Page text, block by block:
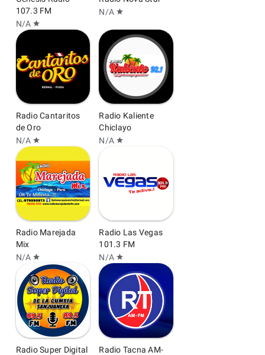
107.3 FM
N/A star
N/A star
Radio Cantaritos
de Oro
N/A star
Radio Kaliente
Chiclayo
N/A star
Radio Marejada
Mix
N/A star
Radio Las Vegas
101.3 FM
N/A star
Radio Super Digital
Radio Tacna AM-